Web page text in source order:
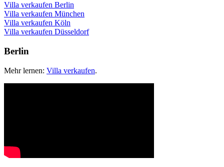
Villa verkaufen Berlin
Villa verkaufen München
Villa verkaufen Köln
Villa verkaufen Düsseldorf
Berlin
Mehr lernen: Villa verkaufen.